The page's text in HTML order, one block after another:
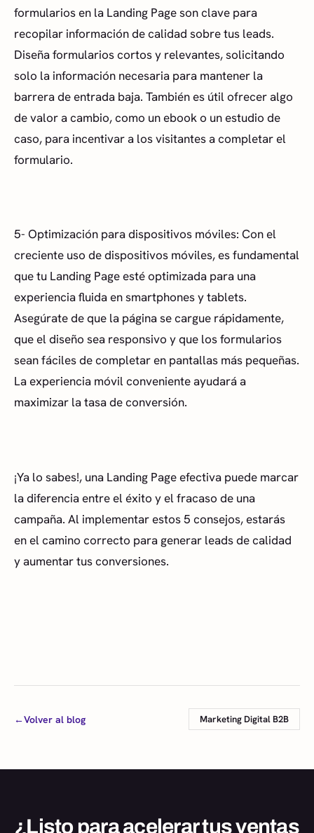
formularios en la Landing Page son clave para
recopilar información de calidad sobre tus leads.
Diseña formularios cortos y relevantes, solicitando
solo la información necesaria para mantener la
barrera de entrada baja. También es útil ofrecer algo
de valor a cambio, como un ebook o un estudio de
caso, para incentivar a los visitantes a completar el
formulario.
5- Optimización para dispositivos móviles: Con el
creciente uso de dispositivos móviles, es fundamental
que tu Landing Page esté optimizada para una
experiencia fluida en smartphones y tablets.
Asegúrate de que la página se cargue rápidamente,
que el diseño sea responsivo y que los formularios
sean fáciles de completar en pantallas más pequeñas.
La experiencia móvil conveniente ayudará a
maximizar la tasa de conversión.
¡Ya lo sabes!, una Landing Page efectiva puede marcar
la diferencia entre el éxito y el fracaso de una
campaña. Al implementar estos 5 consejos, estarás
en el camino correcto para generar leads de calidad
y aumentar tus conversiones.
←Volver al blog Marketing Digital B2B
¿Listo para acelerar tus ventas